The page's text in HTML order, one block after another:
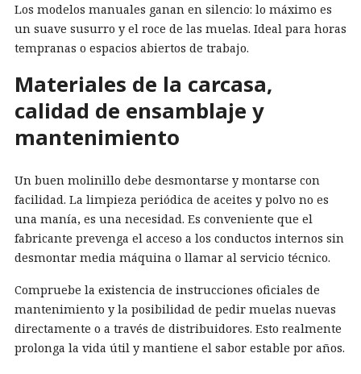
Los modelos manuales ganan en silencio: lo máximo es
un suave susurro y el roce de las muelas. Ideal para horas
tempranas o espacios abiertos de trabajo.
Materiales de la carcasa,
calidad de ensamblaje y
mantenimiento
Un buen molinillo debe desmontarse y montarse con
facilidad. La limpieza periódica de aceites y polvo no es
una manía, es una necesidad. Es conveniente que el
fabricante prevenga el acceso a los conductos internos sin
desmontar media máquina o llamar al servicio técnico.
Compruebe la existencia de instrucciones oficiales de
mantenimiento y la posibilidad de pedir muelas nuevas
directamente o a través de distribuidores. Esto realmente
prolonga la vida útil y mantiene el sabor estable por años.